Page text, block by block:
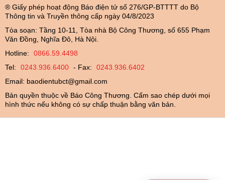
® Giấy phép hoạt động Báo điện tử số 276/GP-BTTTT do Bộ
Thông tin và Truyền thông cấp ngày 04/8/2023
Tòa soạn: Tầng 10-11, Tòa nhà Bộ Công Thương, số 655 Phạm
Văn Đồng, Nghĩa Đô, Hà Nội.
Hotline:
0866.59.4498
Tel:
0243.936.6400 - Fax:
0243.936.6402
Email: baodientubct@gmail.com
Bản quyền thuộc về Báo Công Thương. Cấm sao chép dưới mọi
hình thức nếu không có sự chấp thuận bằng văn bản.